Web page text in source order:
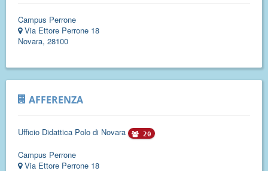
Campus Perrone
Via Ettore Perrone 18
Novara, 28100
AFFERENZA
Ufficio Didattica Polo di Novara 20
Campus Perrone
Via Ettore Perrone 18